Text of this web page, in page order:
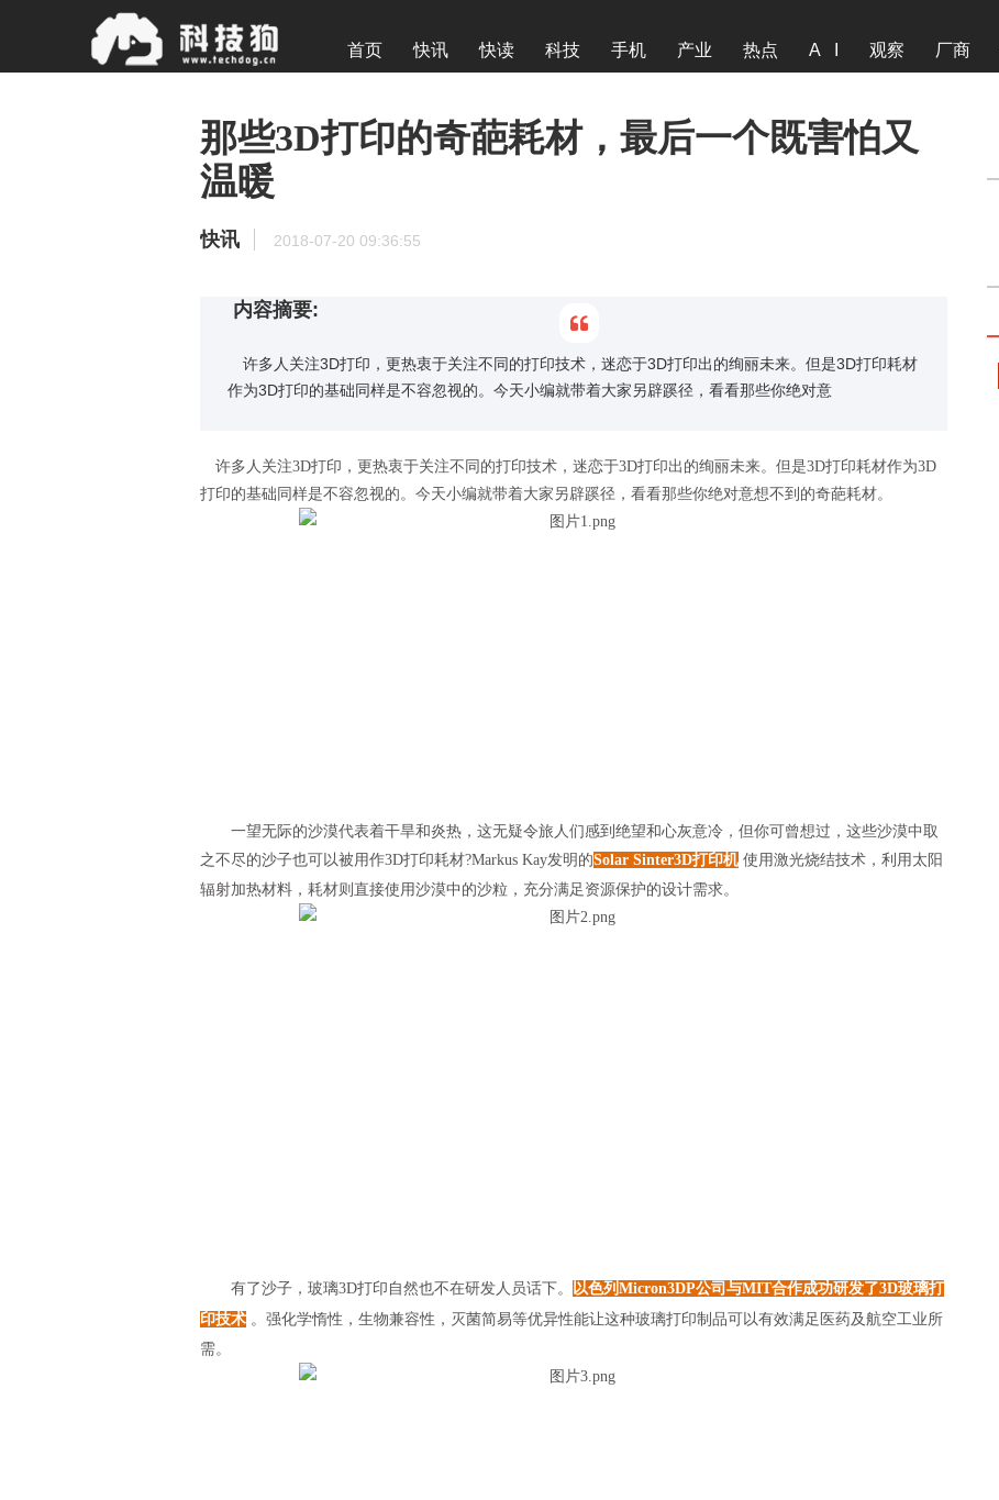
首页 快讯 快读 科技 手机 产业 热点 A I 观察 厂商
那些3D打印的奇葩耗材，最后一个既害怕又
温暖
快讯 2018-07-20 09:36:55
内容摘要:
许多人关注3D打印，更热衷于关注不同的打印技术，迷恋于3D打印出的绚丽未来。但是3D打印耗材
作为3D打印的基础同样是不容忽视的。今天小编就带着大家另辟蹊径，看看那些你绝对意
许多人关注3D打印，更热衷于关注不同的打印技术，迷恋于3D打印出的绚丽未来。但是3D打印耗材作为3D
打印的基础同样是不容忽视的。今天小编就带着大家另辟蹊径，看看那些你绝对意想不到的奇葩耗材。
一望无际的沙漠代表着干旱和炎热，这无疑令旅人们感到绝望和心灰意冷，但你可曾想过，这些沙漠中取
之不尽的沙子也可以被用作3D打印耗材?Markus Kay发明的Solar Sinter3D打印机 使用激光烧结技术，利用太阳
辐射加热材料，耗材则直接使用沙漠中的沙粒，充分满足资源保护的设计需求。
有了沙子，玻璃3D打印自然也不在研发人员话下。 以色列Micron3DP公司与MIT合作成功研发了3D玻璃打
印技术 。强化学惰性，生物兼容性，灭菌简易等优异性能让这种玻璃打印制品可以有效满足医药及航空工业所
需。